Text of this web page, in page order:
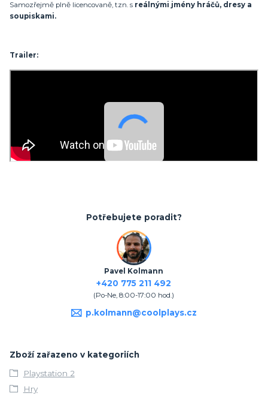
Samozřejmě plně licencovaně, tzn. s reálnými jmény hráčů, dresy a
soupiskami.
Trailer:
Potřebujete poradit?
Pavel Kolmann
+420 775 211 492
(Po-Ne, 8:00-17:00 hod.)
p.kolmann@coolplays.cz
Zboží zařazeno v kategoriích
Playstation 2
Hry